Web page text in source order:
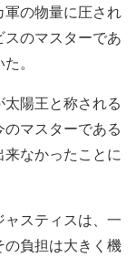
軍の物量に圧され
のマスターであ
。
陽王と称される
マスターである
なかったことに
スティスは、一
負担は大きく機